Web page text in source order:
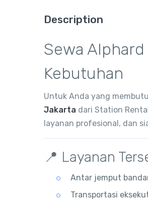
Description
Sewa
Kebutuhan
Untuk Anda yang
Jakarta dari Station
layanan profesional, dan
📍 Layanan
Antar jemput
Transportasi